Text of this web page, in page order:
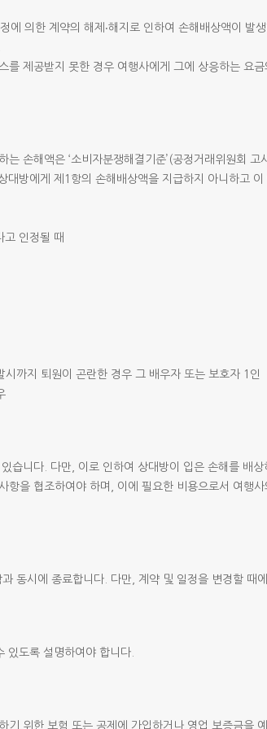
의한 계약의 해제‧해지로 인하여 손해배상액이 발
제공받지 못한 경우 여행사에게 그에 상응하는 요
손해액은 ‘소비자분쟁해결기준’(공정거래위원회 고
방에게 제1항의 손해배상액을 지급하지 아니하고 이
고 인정될 때
까지 퇴원이 곤란한 경우 그 배우자 또는 보호자 1인
니다. 다만, 이로 인하여 상대방이 입은 손해를 배상
을 협조하여야 하며, 이에 필요한 비용으로서 여행
동시에 종료합니다. 다만, 계약 및 일정을 변경할 때
있도록 설명하여야 합니다.
위한 보험 또는 공제에 가입하거나 영업 보증금을